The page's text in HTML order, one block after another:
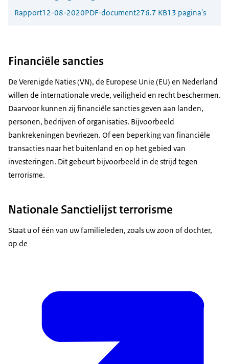
Rapport12-08-2020PDF-document276.7 KB13 pagina's
Financiële sancties
De Verenigde Naties (VN), de Europese Unie (EU) en Nederland
willen de internationale vrede, veiligheid en recht beschermen.
Daarvoor kunnen zij financiële sancties geven aan landen,
personen, bedrijven of organisaties. Bijvoorbeeld
bankrekeningen bevriezen. Of een beperking van financiële
transacties naar het buitenland en op het gebied van
investeringen. Dit gebeurt bijvoorbeeld in de strijd tegen
terrorisme.
Nationale Sanctielijst terrorisme
Staat u of één van uw familieleden, zoals uw zoon of dochter,
op de